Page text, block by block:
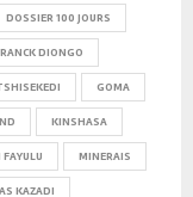
DOSSIER 100 JOURS
DIONGO
GOMA
KINSHASA
MINERAIS
KAZADI